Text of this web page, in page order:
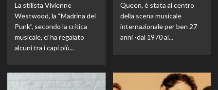
La stilista Vivienne
Westwood, la “Madrina del
Punk”, secondo la critica
musicale, ci ha regalato
alcuni tra i capi più...
Queen, è stata al centro
della scena musicale
internazionale per ben 27
anni -dal 1970 al...